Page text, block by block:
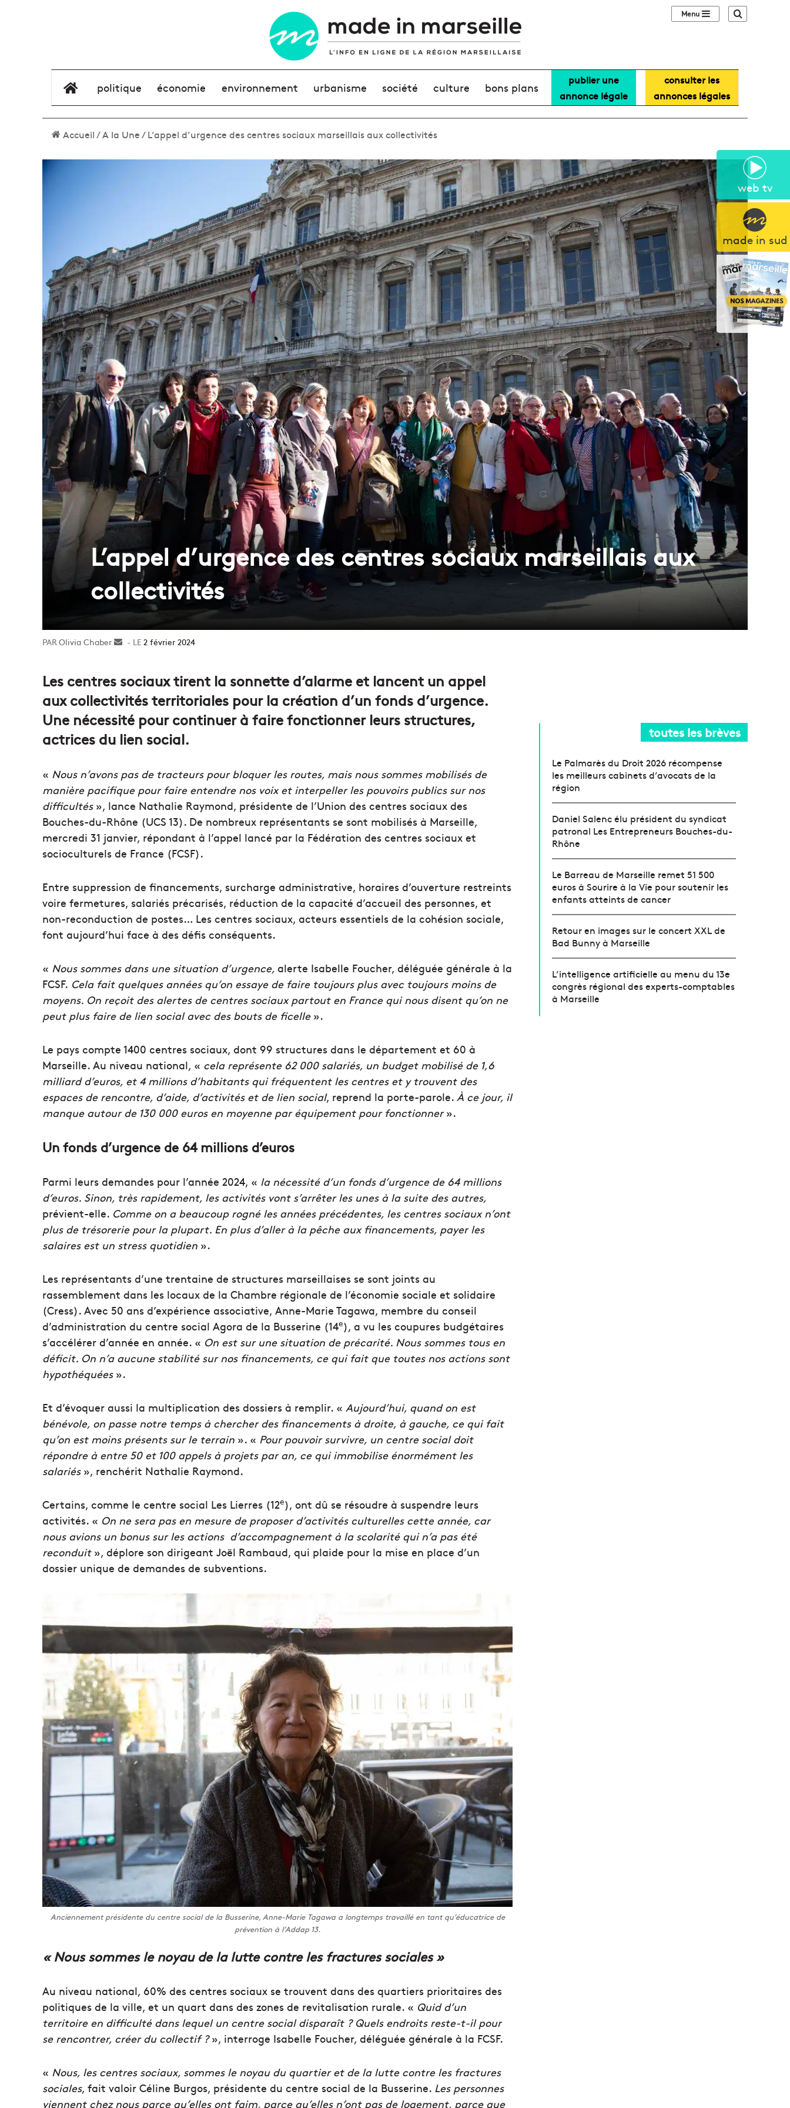
web tv
made in sud
Sidebar (barre
élément de menu
politique économie environnement urbanisme société culture bons plans
publier une
annonce légale
consulter les
annonces légales
Accueil/A la Une/L’appel d’urgence des centres sociaux marseillais aux collectivités
L’appel d’urgence des centres sociaux marseillais aux
collectivités
Olivia Chaber
Envoyer2 février 2024
Les centres sociaux tirent la sonnette d’alarme et lancent un appel
aux collectivités territoriales pour la création d’un fonds d’urgence.
Une nécessité pour continuer à faire fonctionner leurs structures,
actrices du lien social.
« Nous n’avons pas de tracteurs pour bloquer les routes, mais nous sommes mobilisés de
manière pacifique pour faire entendre nos voix et interpeller les pouvoirs publics sur nos
difficultés », lance Nathalie Raymond, présidente de l’Union des centres sociaux des
Bouches-du-Rhône (UCS 13). De nombreux représentants se sont mobilisés à Marseille,
mercredi 31 janvier, répondant à l’appel lancé par la Fédération des centres sociaux et
socioculturels de France (FCSF).
Entre suppression de financements, surcharge administrative, horaires d’ouverture restreints
voire fermetures, salariés précarisés, réduction de la capacité d’accueil des personnes, et
non-reconduction de postes… Les centres sociaux, acteurs essentiels de la cohésion sociale,
font aujourd’hui face à des défis conséquents.
« Nous sommes dans une situation d’urgence, alerte Isabelle Foucher, déléguée générale à la
FCSF. Cela fait quelques années qu’on essaye de faire toujours plus avec toujours moins de
moyens. On reçoit des alertes de centres sociaux partout en France qui nous disent qu’on ne
peut plus faire de lien social avec des bouts de ficelle».
Le pays compte 1400 centres sociaux, dont 99 structures dans le département et 60 à
Marseille. Au niveau national, « cela représente 62 000 salariés, un budget mobilisé de 1,6
milliard d’euros, et 4 millions d’habitants qui fréquentent les centres et y trouvent des
espaces de rencontre, d’aide, d’activités et de lien social, reprend la porte-parole. À ce jour, il
manque autour de 130 000 euros en moyenne par équipement pour fonctionner».
Un fonds d’urgence de 64 millions d’euros
Parmi leurs demandes pour l’année 2024, « la nécessité d’un fonds d’urgence de 64 millions
d’euros. Sinon, très rapidement, les activités vont s’arrêter les unes à la suite des autres,
prévient-elle. Comme on a beaucoup rogné les années précédentes, les centres sociaux n’ont
plus de trésorerie pour la plupart. En plus d’aller à la pêche aux financements, payer les
salaires est un stress quotidien ».
Les représentants d’une trentaine de structures marseillaises se sont joints au
rassemblement dans les locaux de la Chambre régionale de l’économie sociale et solidaire
(Cress). Avec 50 ans d’expérience associative, Anne-Marie Tagawa, membre du conseil
d’administration du centre social Agora de la Busserine (14e), a vu les coupures budgétaires
s’accélérer d’année en année. « On est sur une situation de précarité. Nous sommes tous en
déficit. On n’a aucune stabilité sur nos financements, ce qui fait que toutes nos actions sont
hypothéquées».
Et d’évoquer aussi la multiplication des dossiers à remplir. « Aujourd’hui, quand on est
bénévole, on passe notre temps à chercher des financements à droite, à gauche, ce qui fait
qu’on est moins présents sur le terrain ». « Pour pouvoir survivre, un centre social doit
répondre à entre 50 et 100 appels à projets par an, ce qui immobilise énormément les
salariés», renchérit Nathalie Raymond.
Certains, comme le centre social Les Lierres (12e), ont dû se résoudre à suspendre leurs
activités. « On ne sera pas en mesure de proposer d’activités culturelles cette année, car
nous avions un bonus sur les actions d’accompagnement à la scolarité qui n’a pas été
reconduit», déplore son dirigeant Joël Rambaud, qui plaide pour la mise en place d’un
dossier unique de demandes de subventions.
Anciennement présidente du centre social de la Busserine, Anne-Marie Tagawa a longtemps travaillé en tant qu’éducatrice de
prévention à l’Addap 13.
« Nous sommes le noyau de la lutte contre les fractures sociales »
Au niveau national, 60% des centres sociaux se trouvent dans des quartiers prioritaires des
politiques de la ville, et un quart dans des zones de revitalisation rurale. « Quid d’un
territoire en difficulté dans lequel un centre social disparaît ? Quels endroits reste-t-il pour
se rencontrer, créer du collectif ?», interroge Isabelle Foucher, déléguée générale à la FCSF.
« Nous, les centres sociaux, sommes le noyau du quartier et de la lutte contre les fractures
sociales, fait valoir Céline Burgos, présidente du centre social de la Busserine. Les personnes
viennent chez nous parce qu’elles ont faim, parce qu’elles n’ont pas de logement, parce que
toutes les brèves
Le Palmarès du Droit 2026 récompense
les meilleurs cabinets d’avocats de la
région
Daniel Salenc élu président du syndicat
patronal Les Entrepreneurs Bouches-du-
Rhône
Le Barreau de Marseille remet 51 500
euros à Sourire à la Vie pour soutenir les
enfants atteints de cancer
Retour en images sur le concert XXL de
Bad Bunny à Marseille
L’intelligence artificielle au menu du 13e
congrès régional des experts-comptables
à Marseille